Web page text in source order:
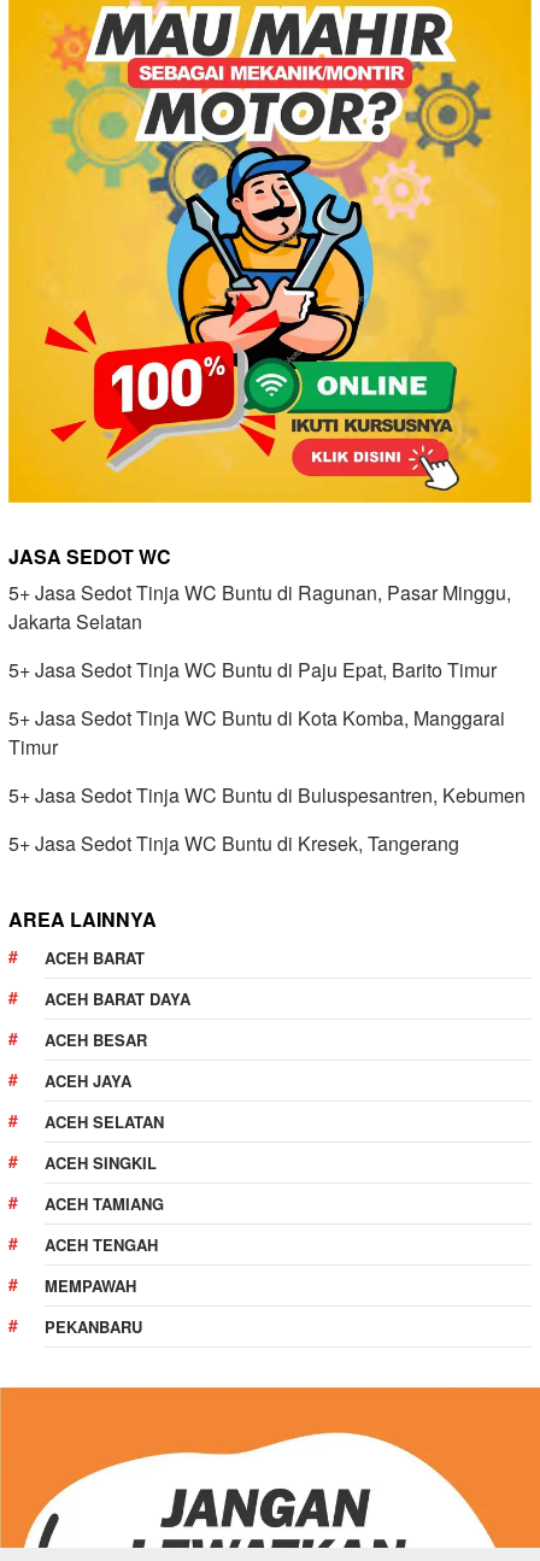
JASA SEDOT WC
5+ Jasa Sedot Tinja WC Buntu di Ragunan, Pasar Minggu,
Jakarta Selatan
5+ Jasa Sedot Tinja WC Buntu di Paju Epat, Barito Timur
5+ Jasa Sedot Tinja WC Buntu di Kota Komba, Manggarai
Timur
5+ Jasa Sedot Tinja WC Buntu di Buluspesantren, Kebumen
5+ Jasa Sedot Tinja WC Buntu di Kresek, Tangerang
AREA LAINNYA
ACEH BARAT
ACEH BARAT DAYA
ACEH BESAR
ACEH JAYA
ACEH SELATAN
ACEH SINGKIL
ACEH TAMIANG
ACEH TENGAH
MEMPAWAH
PEKANBARU